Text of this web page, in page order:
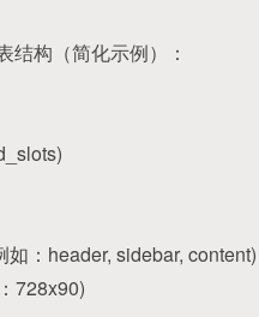
结构（简化示例）：
如：header, sidebar, content)
728x90)